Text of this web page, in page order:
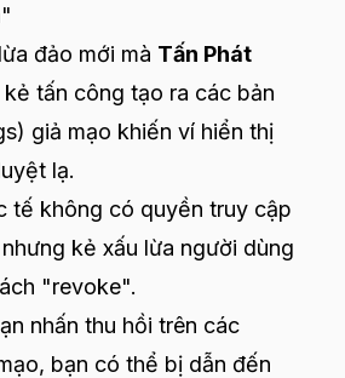
đảo mới mà Tấn Phát
kẻ tấn công tạo ra các bản
giả mạo khiến ví hiển thị
lạ.
tế không có quyền truy cập
kẻ xấu lừa người dùng
"revoke".
nhấn thu hồi trên các
bạn có thể bị dẫn đến